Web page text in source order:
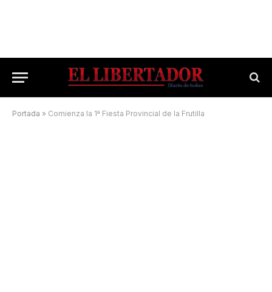
Portada » Comienza la 1ª Fiesta Provincial de la Frutilla